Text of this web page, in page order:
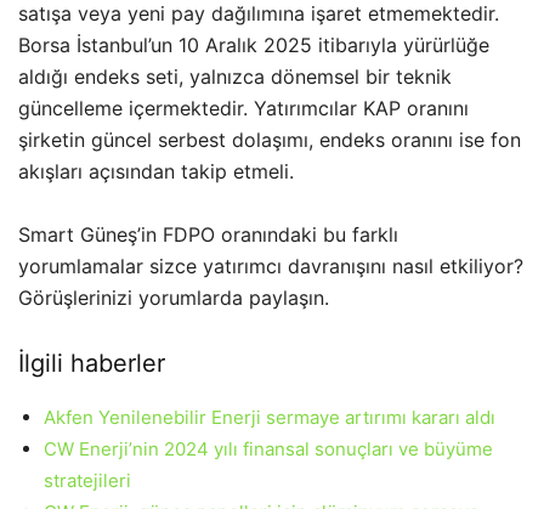
satışa veya yeni pay dağılımına işaret etmemektedir.
Borsa İstanbul’un 10 Aralık 2025 itibarıyla yürürlüğe
aldığı endeks seti, yalnızca dönemsel bir teknik
güncelleme içermektedir. Yatırımcılar KAP oranını
şirketin güncel serbest dolaşımı, endeks oranını ise fon
akışları açısından takip etmeli.
Smart Güneş’in FDPO oranındaki bu farklı
yorumlamalar sizce yatırımcı davranışını nasıl etkiliyor?
Görüşlerinizi yorumlarda paylaşın.
İlgili haberler
Akfen Yenilenebilir Enerji sermaye artırımı kararı aldı
CW Enerji’nin 2024 yılı finansal sonuçları ve büyüme
stratejileri